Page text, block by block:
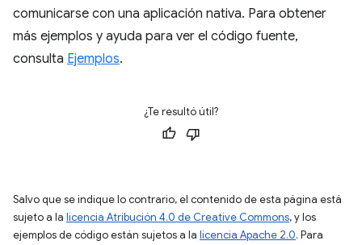
comunicarse con una aplicación nativa. Para obtener
más ejemplos y ayuda para ver el código fuente,
consulta Ejemplos.
¿Te resultó útil?
Salvo que se indique lo contrario, el contenido de esta página está
sujeto a la licencia Atribución 4.0 de Creative Commons, y los
ejemplos de código están sujetos a la licencia Apache 2.0. Para